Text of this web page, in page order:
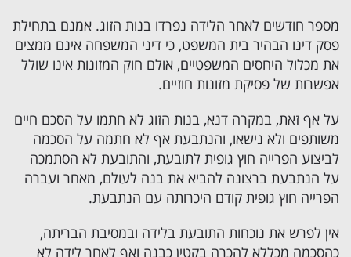
מספר חודשים לאחר הלידה נפרדו בנות הזוג. אמנם בתחילת
פסק דינו הבהיר בית המשפט, כי דיני המשפחה אינם ממצים
את מכלול היחסים המשפטיים, אולם חוק המזונות אינו שולל
אפשרות של פסיקת מזונות חוזיים.
על אף זאת, במקרה דנא, בנות הזוג לא חתמו על הסכם חיים
משותפים ולא נישאו, והנתבעת אף לא חתמה על הסכמה
לביצוע הפרייה חוץ גופית לתובעת, והתובעת לא הסתמכה
על הנתבעת ברצונה להביא את בנה לעולם, מאחר ועברה
הפרייה חוץ גופית קודם היכרותה עם הנתבעת.
אין לפרש את נוכחות התובעת בלידה ובמסיבת הבריתה,
כהסכמה מכללא להכרה בקטין כבנה ואף לאחר לידה לא